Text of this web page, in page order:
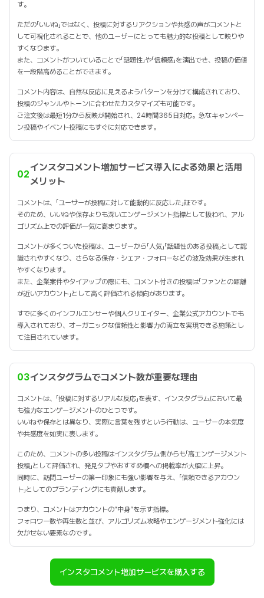
す。
ただの「いいね」ではなく、投稿に対するリアクションや共感の声がコメントと
して可視化されることで、他のユーザーにとっても魅力的な投稿として映りや
すくなります。
また、コメントがついていることで「話題性」や「信頼感」を演出でき、投稿の価値
を一段階高めることができます。
コメント内容は、自然な反応に見えるようパターンを分けて構成されており、
投稿のジャンルやトーンに合わせたカスタマイズも可能です。
ご注文後は最短1分から反映が開始され、24時間365日対応。急なキャンペー
ン投稿やイベント投稿にもすぐに対応できます。
02
インスタコメント増加サービス導入による効果と活用
メリット
コメントは、「ユーザーが投稿に対して能動的に反応した」証です。
そのため、いいねや保存よりも深いエンゲージメント指標として扱われ、アル
ゴリズム上での評価が一気に高まります。
コメントが多くついた投稿は、ユーザーから「人気」「話題性のある投稿」として認
識されやすくなり、さらなる保存・シェア・フォローなどの波及効果が生まれ
やすくなります。
また、企業案件やタイアップの際にも、コメント付きの投稿は「ファンとの距離
が近いアカウント」として高く評価される傾向があります。
すでに多くのインフルエンサーや個人クリエイター、企業公式アカウントでも
導入されており、オーガニックな信頼性と影響力の両立を実現できる施策とし
て注目されています。
03インスタグラムでコメント数が重要な理由
コメントは、「投稿に対するリアルな反応」を表す、インスタグラムにおいて最
も強力なエンゲージメントのひとつです。
いいねや保存とは異なり、実際に言葉を残すという行動は、ユーザーの本気度
や共感度を如実に表します。
このため、コメントの多い投稿はインスタグラム側からも「高エンゲージメント
投稿」として評価され、発見タブやおすすめ欄への掲載率が大幅に上昇。
同時に、訪問ユーザーの第一印象にも強い影響を与え、「信頼できるアカウン
ト」としてのブランディングにも貢献します。
つまり、コメントはアカウントの“中身”を示す指標。
フォロワー数や再生数と並び、アルゴリズム攻略やエンゲージメント強化には
欠かせない要素なのです。
インスタコメント増加サービスを購入する